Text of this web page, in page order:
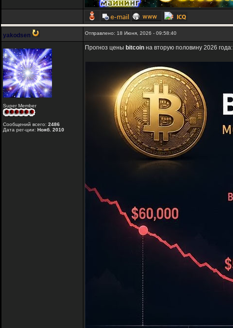
yakodsen Отправлено: 18 Июня, 2026 - 09:58:40
Super Member
Сообщений всего: 2486
Дата рег-ции: Нояб. 2010
Прогноз цены bitcoin на вторую половину 2026 года: